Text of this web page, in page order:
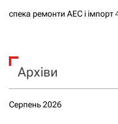
спека ремонти АЕС і імпорт
Архіви
Серпень 2026